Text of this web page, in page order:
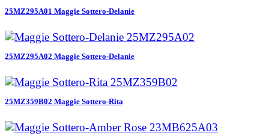
25MZ295A01 Maggie Sottero-Delanie
25MZ295A02 Maggie Sottero-Delanie
25MZ359B02 Maggie Sottero-Rita